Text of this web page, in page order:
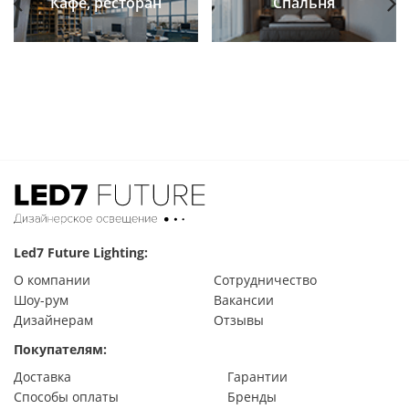
Previous
Led7 Future Lighting:
О компании
Сотрудничество
Шоу-рум
Вакансии
Дизайнерам
Отзывы
Покупателям:
Доставка
Гарантии
Способы оплаты
Бренды